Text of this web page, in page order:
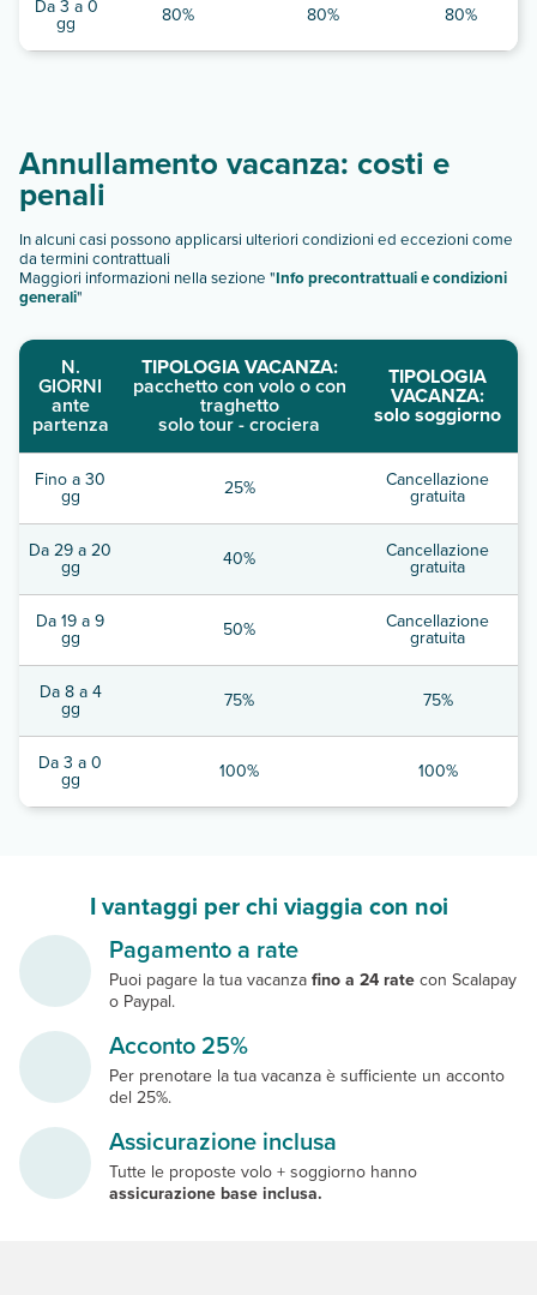
Da 3 a 0
gg 80% 80% 80%
Annullamento vacanza: costi e
penali
In alcuni casi possono applicarsi ulteriori condizioni ed eccezioni come
da termini contrattuali
Maggiori informazioni nella sezione "Info precontrattuali e condizioni
generali"
N.
GIORNI
ante
partenza
TIPOLOGIA VACANZA:
pacchetto con volo o con
traghetto
solo tour - crociera
TIPOLOGIA
VACANZA:
solo soggiorno
Fino a 30
gg 25% Cancellazione
gratuita
Da 29 a 20
gg 40% Cancellazione
gratuita
Da 19 a 9
gg 50% Cancellazione
gratuita
Da 8 a 4
gg 75% 75%
Da 3 a 0
gg 100% 100%
I vantaggi per chi viaggia con noi
Pagamento a rate
Puoi pagare la tua vacanzafino a 24 ratecon Scalapay
o Paypal.
Acconto 25%
Per prenotare la tua vacanza è sufficiente un acconto
del 25%.
Assicurazione inclusa
Tutte le proposte volo + soggiorno hanno
assicurazione base inclusa.